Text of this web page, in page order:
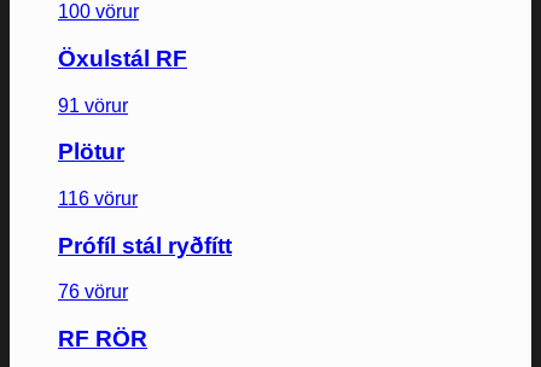
100 vörur
Öxulstál RF
91 vörur
Plötur
116 vörur
Prófíl stál ryðfítt
76 vörur
RF RÖR